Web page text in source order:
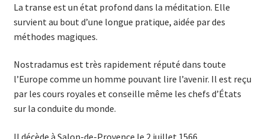
La transe est un état profond dans la méditation. Elle
survient au bout d’une longue pratique, aidée par des
méthodes magiques.
Nostradamus est très rapidement réputé dans toute
l’Europe comme un homme pouvant lire l’avenir. Il est reçu
par les cours royales et conseille même les chefs d’États
sur la conduite du monde.
Il décède à Salon-de-Provence le 2 juillet 1566.